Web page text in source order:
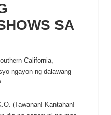
SA
California,
ngayon ng dalawang
(Tawanan! Kantahan!